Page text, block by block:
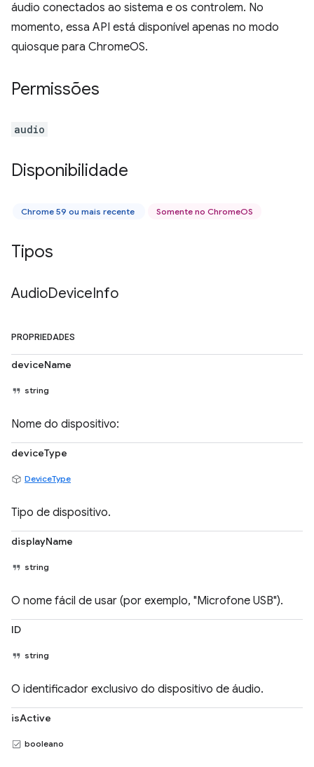
áudio conectados ao sistema e os controlem. No
momento, essa API está disponível apenas no modo
quiosque para ChromeOS.
Permissões
audio
Disponibilidade
Chrome 59 ou mais recente Somente no ChromeOS
Tipos
AudioDeviceInfo
PROPRIEDADES
deviceName
string
Nome do dispositivo:
deviceType
DeviceType
Tipo de dispositivo.
displayName
string
O nome fácil de usar (por exemplo, "Microfone USB").
ID
string
O identificador exclusivo do dispositivo de áudio.
isActive
booleano